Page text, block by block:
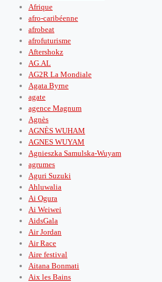
Afrique
afro-caribéenne
afrobeat
afrofuturisme
Aftershokz
AG.AL
AG2R La Mondiale
Agata Byrne
agate
agence Magnum
Agnès
AGNÈS WUHAM
AGNES WUYAM
Agnieszka Samulska-Wuyam
agrumes
Aguri Suzuki
Ahluwalia
Ai Ogura
Ai Weiwei
AidsGala
Air Jordan
Air Race
Aire festival
Aitana Bonmati
Aix les Bains